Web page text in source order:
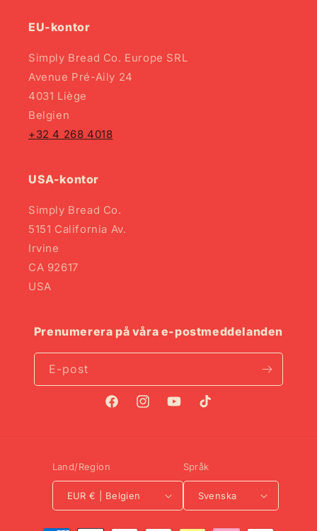
EU-kontor
Simply Bread Co. Europe SRL
Avenue Pré-Aily 24
4031 Liège
Belgien
+32 4 268 4018
USA-kontor
Simply Bread Co.
5151 California Av.
Irvine
CA 92617
USA
Prenumerera på våra e-postmeddelanden
E-post
FacebookInstagramYouTubeTikTok
Land/Region
EUR € | Belgien
Språk
Svenska